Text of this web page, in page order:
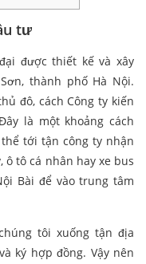
tư
được thiết kế và xây
thành phố Hà Nội.
đô, cách Công ty kiến
là một khoảng cách
tới tận công ty nhận
ô tô cá nhân hay xe bus
Bài để vào trung tâm
tôi xuống tận địa
ký hợp đồng. Vậy nên